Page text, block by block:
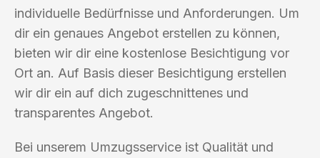
individuelle Bedürfnisse und Anforderungen. Um
dir ein genaues Angebot erstellen zu können,
bieten wir dir eine kostenlose Besichtigung vor
Ort an. Auf Basis dieser Besichtigung erstellen
wir dir ein auf dich zugeschnittenes und
transparentes Angebot.
Bei unserem Umzugsservice ist Qualität und